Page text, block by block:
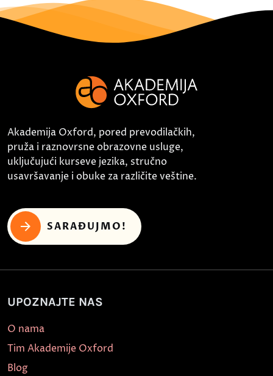
Akademija Oxford, pored prevodilačkih,
pruža i raznovrsne obrazovne usluge,
uključujući kurseve jezika, stručno
usavršavanje i obuke za različite veštine.
SARAĐUJMO!
UPOZNAJTE NAS
O nama
Tim Akademije Oxford
Blog